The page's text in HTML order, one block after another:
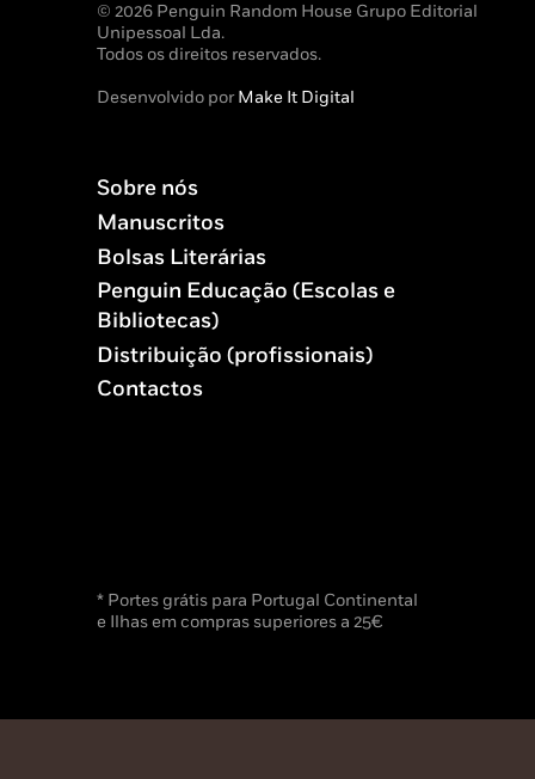
© 2026 Penguin Random House Grupo Editorial
Unipessoal Lda.
Todos os direitos reservados.
Desenvolvido porMake It Digital
Sobre nós
Manuscritos
Bolsas Literárias
Penguin Educação (Escolas e
Bibliotecas)
Distribuição (profissionais)
Contactos
* Portes grátis para Portugal Continental
e Ilhas em compras superiores a 25€